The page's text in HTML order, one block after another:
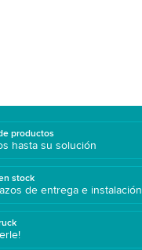
productos
hasta su solución
stock
de entrega e instalación